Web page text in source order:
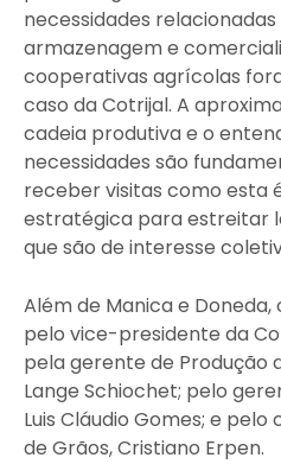
necessidades
armazenagem e
cooperativas agrícolas
caso da Cotrijal. A
cadeia produtiva e o
necessidades são
receber visitas como esta
estratégica para estreitar
que são de interesse
Além de Manica e
pelo vice-presidente da
pela gerente de Produção
Lange Schiochet; pelo
Luis Cláudio Gomes; e
de Grãos, Cristiano Erpen.